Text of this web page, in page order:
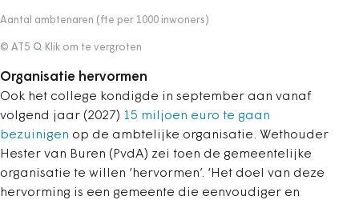
Aantal ambtenaren (fte per 1000 inwoners)
© AT5 Klik om te vergroten
Organisatie hervormen
Ook het college kondigde in september aan vanaf
volgend jaar (2027) 15 miljoen euro te gaan
bezuinigen op de ambtelijke organisatie. Wethouder
Hester van Buren (PvdA) zei toen de gemeentelijke
organisatie te willen ‘hervormen’. ‘Het doel van deze
hervorming is een gemeente die eenvoudiger en